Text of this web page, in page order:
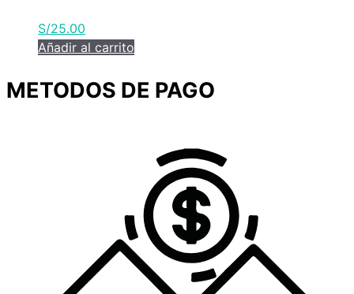
S/25.00
Añadir al carrito
METODOS DE PAGO